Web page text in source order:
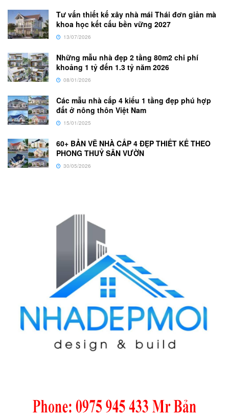
Tư vấn thiết kế xây nhà mái Thái đơn giản mà
khoa học kết cấu bền vững 2027
13/07/2026
Những mẫu nhà đẹp 2 tầng 80m2 chi phí
khoảng 1 tỷ đến 1.3 tỷ năm 2026
08/01/2026
Các mẫu nhà cấp 4 kiểu 1 tầng đẹp phú hợp
đất ở nông thôn Việt Nam
15/01/2025
60+ BẢN VẼ NHÀ CẤP 4 ĐẸP THIẾT KẾ THEO
PHONG THUỶ SÂN VƯỜN
30/05/2026